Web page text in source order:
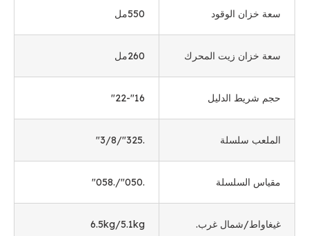
سعة خزان الوقود 550مل
سعة خزان زيت المحرك 260مل
حجم شريط الدليل 16
"-22
"
الملعب سلسلة .325
"/3/8
"
مقياس السلسلة .050
"/.058
"
غيغاواط/شمال غرب. 6.5kg/5.1kg